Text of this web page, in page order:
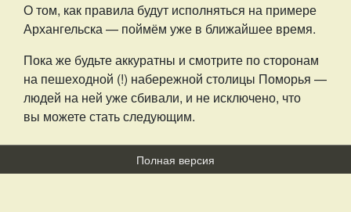
О том, как правила будут исполняться на примере
Архангельска — поймём уже в ближайшее время.
Пока же будьте аккуратны и смотрите по сторонам
на пешеходной (!) набережной столицы Поморья —
людей на ней уже сбивали, и не исключено, что
вы можете стать следующим.
Полная версия